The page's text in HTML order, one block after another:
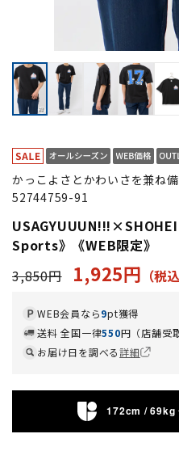
かっこよさとかわいさを兼ね
52744759-91
Sports》《WEB限定》
3,850円
1,925円
WEB会員なら9pt獲得
送料 全国一律550円（店舗受
お届け日を調べる詳細
172cm / 69kg